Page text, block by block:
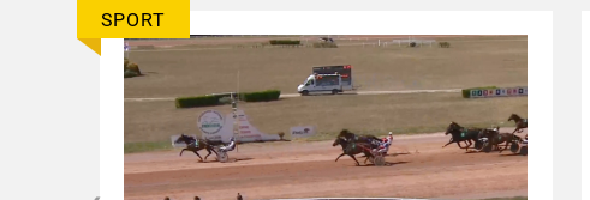
SPORT